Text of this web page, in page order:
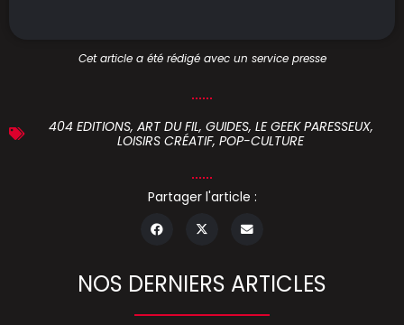
Cet article a été rédigé avec un service presse
404 EDITIONS, ART DU FIL, GUIDES, LE GEEK PARESSEUX,
LOISIRS CRÉATIF, POP-CULTURE
Partager l'article :
NOS DERNIERS ARTICLES